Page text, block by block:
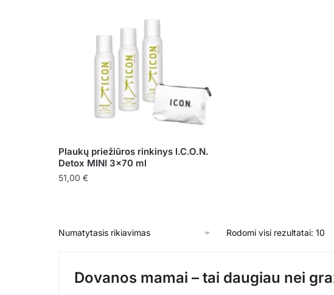
Plaukų priežiūros rinkinys I.C.O.N.
Detox MINI 3×70 ml
51,00 €
Rodomi visi rezultatai: 10
Dovanos mamai – tai daugiau nei